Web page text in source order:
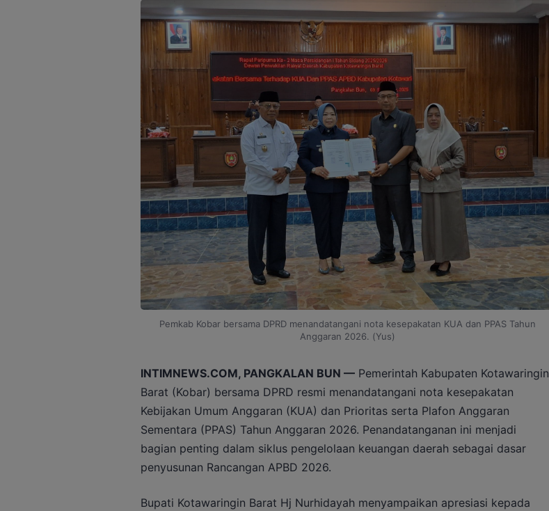
Pemkab Kobar bersama DPRD menandatangani nota kesepakatan KUA dan PPAS Tahun
Anggaran 2026. (Yus)
INTIMNEWS.COM, PANGKALAN BUN —Pemerintah Kabupaten Kotawaringin
Barat (Kobar) bersama DPRD resmi menandatangani nota kesepakatan
Kebijakan Umum Anggaran (KUA) dan Prioritas serta Plafon Anggaran
Sementara (PPAS) Tahun Anggaran 2026. Penandatanganan ini menjadi
bagian penting dalam siklus pengelolaan keuangan daerah sebagai dasar
penyusunan Rancangan APBD 2026.
Bupati Kotawaringin Barat Hj Nurhidayah menyampaikan apresiasi kepada